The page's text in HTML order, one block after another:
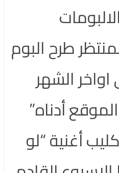
طرح البوم
الشهر
أدناه”
أغنية “لو